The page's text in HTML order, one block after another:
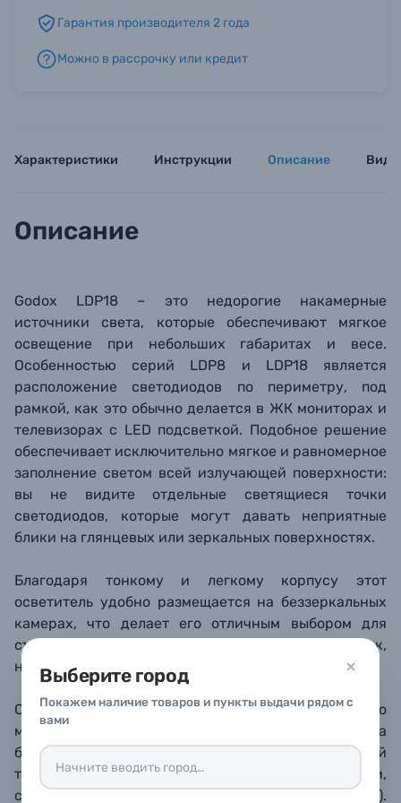
Выберите город
Покажем наличие товаров и пункты выдачи рядом с
вами
Б/У фототехника (Комиссионные товары)
Гарантия производителя 2 года
Можно в рассрочку или кредит
Характеристики Инструкции Описание
Описание
Godox LDP18 – это недорогие накамерные
источники света, которые обеспечивают мягкое
освещение при небольших габаритах и весе.
Особенностью серий LDP8 и LDP18 является
расположение светодиодов по периметру, под
рамкой, как это обычно делается в ЖК мониторах и
телевизорах с LED подсветкой. Подобное решение
обеспечивает исключительно мягкое и равномерное
заполнение светом всей излучающей поверхности:
вы не видите отдельные светящиеся точки
светодиодов, которые могут давать неприятные
блики на глянцевых или зеркальных поверхностях.
Благодаря тонкому и легкому корпусу этот
осветитель удобно размещается на беззеркальных
камерах, что делает его отличным выбором для
съемок репортажей и мероприятий, таких как,
например, свадьбы, вечеринки и так далее.
Осветители выпускаются в 2 вариантах по
мощности: 10 и 22 Вт, а также делятся на
биколорные версии с изменяемой цветовой
температурой (2800-6500K) и на источники,
сбалансированные по дневному свету (5600К).